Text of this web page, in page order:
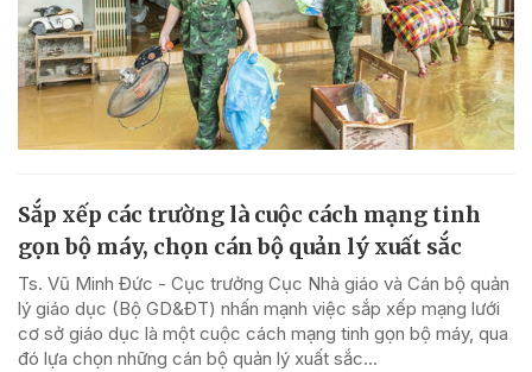
Sắp xếp các trường là cuộc cách mạng tinh
gọn bộ máy, chọn cán bộ quản lý xuất sắc
Ts. Vũ Minh Đức - Cục trưởng Cục Nhà giáo và Cán bộ quản
lý giáo dục (Bộ GD&ĐT) nhấn mạnh việc sắp xếp mạng lưới
cơ sở giáo dục là một cuộc cách mạng tinh gọn bộ máy, qua
đó lựa chọn những cán bộ quản lý xuất sắc...